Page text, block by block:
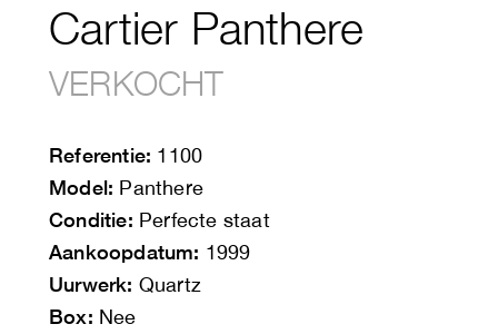
Cartier Panthere
VERKOCHT
Referentie: 1100
Model: Panthere
Conditie: Perfecte staat
Aankoopdatum: 1999
Uurwerk: Quartz
Box: Nee